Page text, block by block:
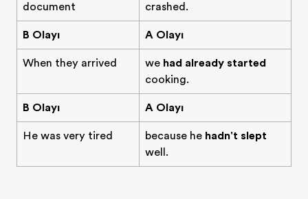
document
crashed.
B Olayı A Olayı
When they arrived we had already started
cooking.
B Olayı A Olayı
He was very tired because he hadn't slept
well.